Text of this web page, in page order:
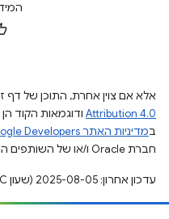
אלא אם צוין אחרת, התוכן של דף
Attribution 4.0 ודוגמאות הקוד הן
במדיניות האתר Google Developers‏
חברת Oracle ו/או של השותפים העצמאיים שלה.
עדכון אחרון: 2025-08-05 (שעון UTC).